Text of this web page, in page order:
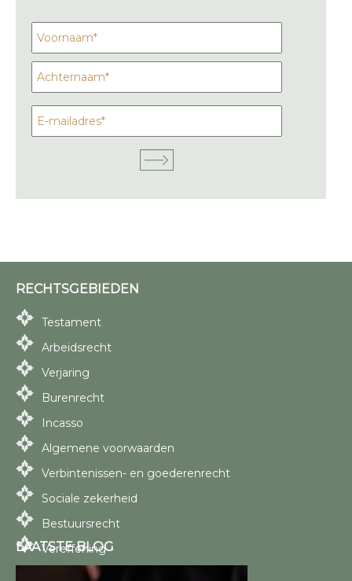
RECHTSGEBIEDEN
Testament
Arbeidsrecht
Verjaring
Burenrecht
Incasso
Algemene voorwaarden
Verbintenissen- en goederenrecht
Sociale zekerheid
Bestuursrecht
Vereffening
LAATSTE BLOG